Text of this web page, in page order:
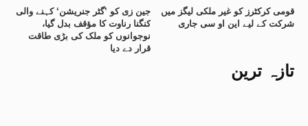
تازہ ترین
جین زی کو ’گٹر جنریشن‘ کہنے والی
کنگنا رناوت کا مؤقف بدل گیا،
نوجوانوں کو ملک کی بڑی طاقت
قرار دے دیا
قومی کرکٹرز کو غیر ملکی لیگز میں
شرکت کے لیے این او سی جاری